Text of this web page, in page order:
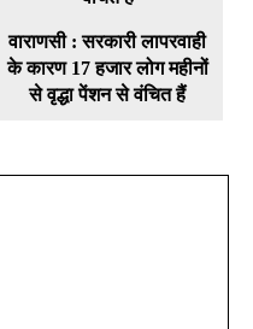
वाराणसी : सरकारी लापरवाही
के कारण 17 हजार लोग महीनों
से वृद्धा पेंशन से वंचित हैं